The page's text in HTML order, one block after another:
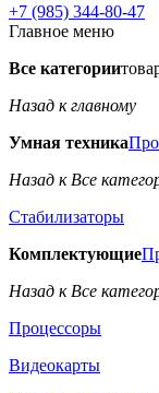
+7 (985) 344-80-47
Главное меню
Все категории
Назад к главному
Умная техника
Назад к Все
Стабилизаторы
Комплектующие
Назад к Все
Процессоры
Видеокарты